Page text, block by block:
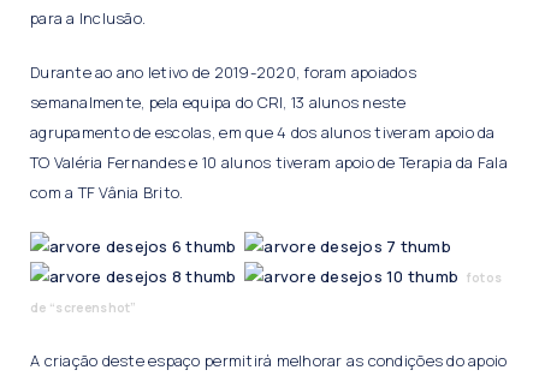
para a Inclusão.
Durante ao ano letivo de 2019-2020, foram apoiados
semanalmente, pela equipa do CRI, 13 alunos neste
agrupamento de escolas, em que 4 dos alunos tiveram apoio da
TO Valéria Fernandes e 10 alunos tiveram apoio de Terapia da Fala
com a TF Vânia Brito.
fotos
de “screenshot”
A criação deste espaço permitirá melhorar as condições do apoio